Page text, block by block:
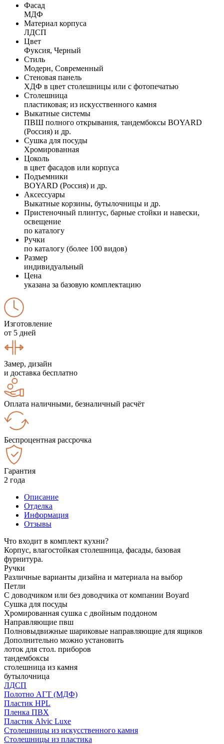
Фасад
МДФ
Материал корпуса
ЛДСП
Цвет
Фуксия, Черный
Стиль
Модерн, Современный
Стеновая панель
ХДФ в цвет столешницы или с фотопечатью
Столешница
пластиковая; из искусственного камня
Выкатные системы
ПВШ полного открывания, тандембоксы BOYARD
(Россия) и др.
Сушка для посуды
Хромированная
Цоколь
в цвет фасадов или корпуса
Подъемники
BOYARD (Россия) и др.
Аксессуары
Выкатные корзины, бутылочницы и др.
Пристеночный плинтус, барные стойки и навески,
освещение
по каталогу
Ручки
по каталогу (более 100 видов)
Размер
индивидуальный
Цена
указана за базовую комплектацию
Изготовление
от 5 дней
Замер, дизайн
и доставка бесплатно
Оплата наличными, безналичный расчёт
Беспроцентная рассрочка
Гарантия
2 года
Описание
Отделка
Информация
Отзывы
Что входит в комплект кухни?
Корпус, влагостойкая столешница, фасады, базовая
фурнитура.
Ручки
Различные варианты дизайна и материала на выбор
Петли
С доводчиком или без доводчика от компании Boyard
Сушка для посуды
Хромированная сушка с двойным поддоном
Направляющие пвш
Полновыдвижные шариковые направляющие для ящиков
Дополнительно можно установить
лоток для стол. приборов
тандембоксы
столешница из камня
бутылочница
ЛДСП
Полотно АГТ (МДФ)
Пластик HPL
Пленка ПВХ
Пластик Alvic Luxe
Столешницы из искусственного камня
Столешницы из пластика